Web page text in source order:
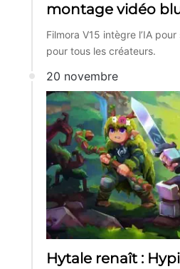
montage vidéo
Filmora V15 intègre l’IA
pour tous les créateurs.
20 novembre
Hytale renaît :